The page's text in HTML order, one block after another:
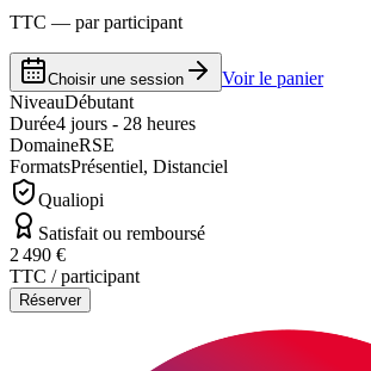
TTC — par participant
Choisir une session
Voir le panier
NiveauDébutant
Durée4 jours - 28 heures
DomaineRSE
FormatsPrésentiel, Distanciel
Qualiopi
Satisfait ou remboursé
2 490 €
TTC / participant
Réserver